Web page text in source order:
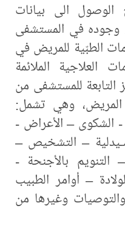
الوصول الى بيانات
وجوده في المستشفى
الطبّية للمريض في
العلاجية الملائمة
التابعة للمستشفى من
وهي تشمل:
- الشكوى – الأعراض -
– التشخيص –
التنويم بالأجنحة -
– أوامر الطبيب
والتوصيات وغيرها من